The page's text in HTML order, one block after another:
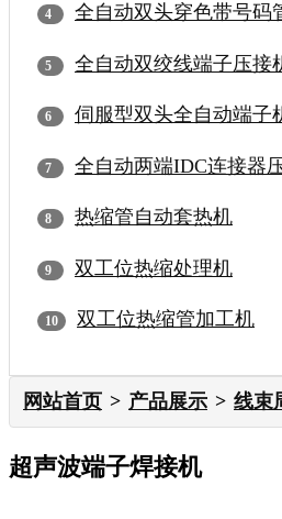
全自动双头穿色带号码
全自动双绞线端子压接
伺服型双头全自动端子
全自动两端IDC连接器
热缩管自动套热机
双工位热缩处理机
双工位热缩管加工机
网站首页 产品展示 线束
超声波端子焊接机